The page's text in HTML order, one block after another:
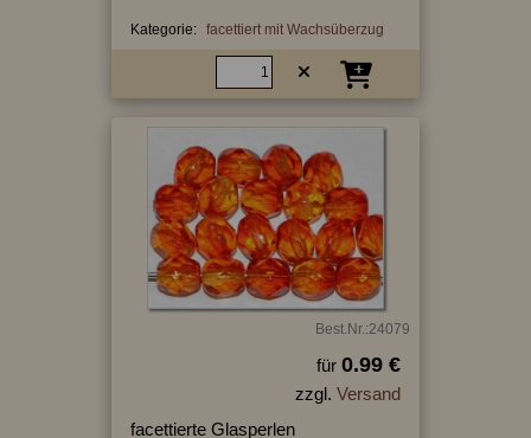
Kategorie: facettiert mit Wachsüberzug
Best.Nr.:24079
für 0.99 €
zzgl. Versand
facettierte Glasperlen